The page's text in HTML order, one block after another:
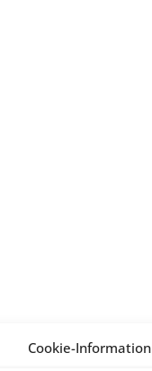
Cookie-Information